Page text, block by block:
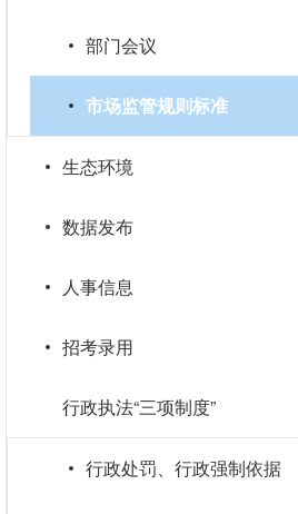
部门会议
市场监管规则标准
生态环境
数据发布
人事信息
招考录用
行政执法“三项制度”
行政处罚、行政强制依据